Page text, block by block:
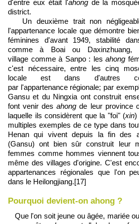
d'entre eux était l'ahongde la
district.
Un deuxième trait non
l'appartenance locale que démontre
féminines d'avant 1949, stabilité
comme à Boai ou
village comme à Sanpo : les ahong
c'est nécessaire, entre les cinq
locale est dans d'autres
par l'appartenance régionale; par
Gansu et du Ningxia ont construit
font venir desahong de leur province
laquelle ils considèrent que la "foi" (xin)
multiples exemples de ce type dans
Henan qui vivent depuis la fin des
(Gansu) ont bien sûr construit leur
femmes comme hommes viennent
même des villages d'origine. C'est
appartenances régionales que l'on
dans le Heilongjiang.[17]
Pourquoi devient-on ahong ?
Que l'on soit jeune ou âgée, mariée ou non, avec des enfants